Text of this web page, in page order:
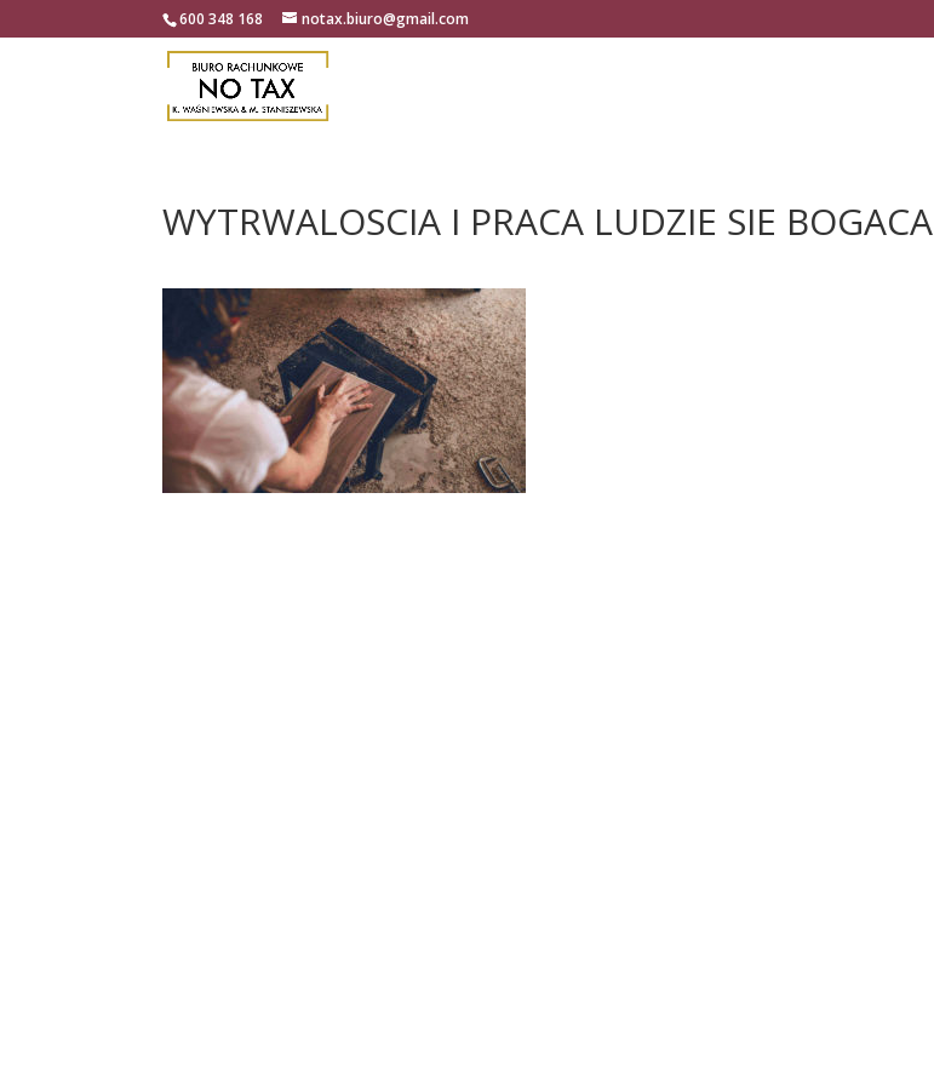
600 348 168 notax.biuro@gmail.com
WYTRWALOSCIA I PRACA LUDZIE SIE BOGACA